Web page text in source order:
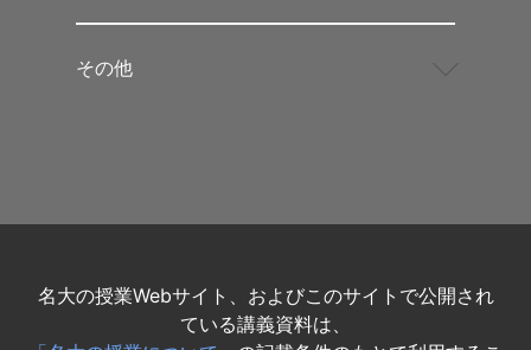
その他
名大の授業Webサイト、およびこのサイトで公開され
ている講義資料は、